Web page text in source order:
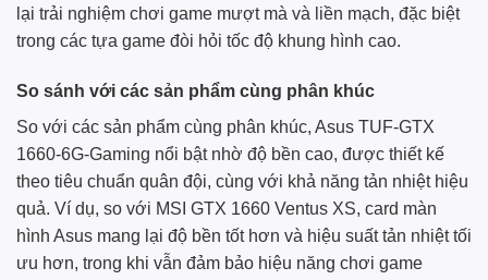
lại trải nghiệm chơi game mượt mà và liền mạch, đặc biệt
trong các tựa game đòi hỏi tốc độ khung hình cao.
So sánh với các sản phẩm cùng phân khúc
So với các sản phẩm cùng phân khúc, Asus TUF-GTX
1660-6G-Gaming nổi bật nhờ độ bền cao, được thiết kế
theo tiêu chuẩn quân đội, cùng với khả năng tản nhiệt hiệu
quả. Ví dụ, so với MSI GTX 1660 Ventus XS, card màn
hình Asus mang lại độ bền tốt hơn và hiệu suất tản nhiệt tối
ưu hơn, trong khi vẫn đảm bảo hiệu năng chơi game